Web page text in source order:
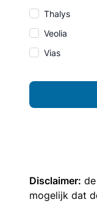
Thalys
Veolia
Vias
Disclaimer:
mogelijk dat